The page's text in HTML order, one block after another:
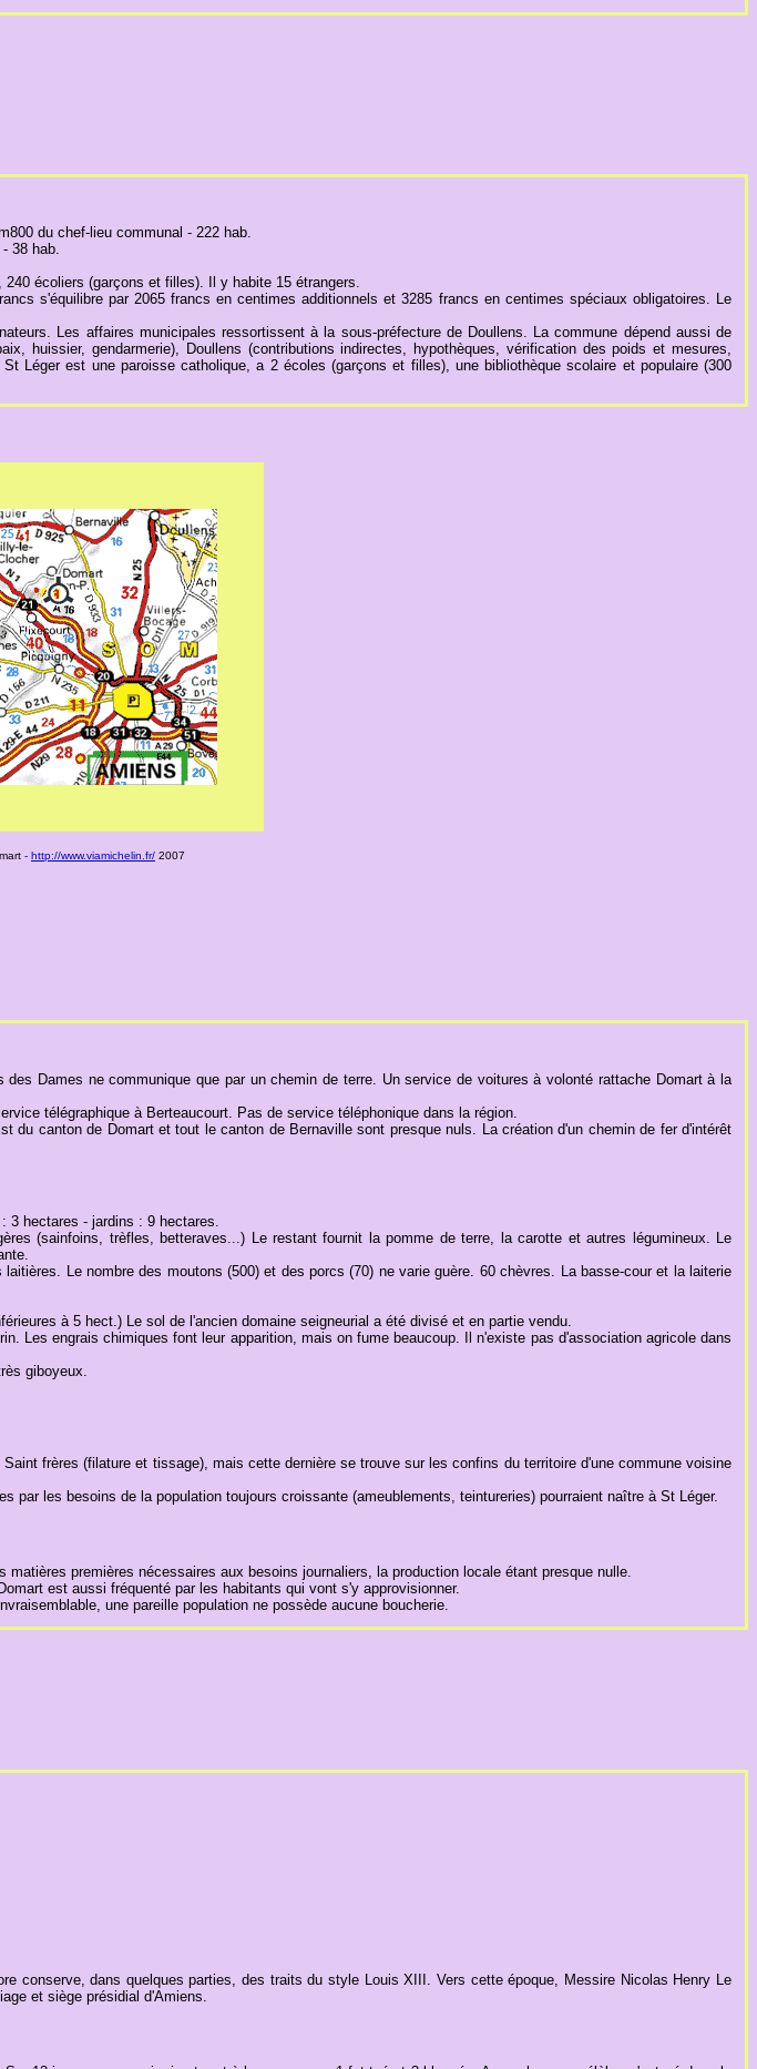
du chef-lieu communal - 222 hab.
38 hab.
écoliers (garçons et filles). Il y habite 15 étrangers.
s'équilibre par 2065 francs en centimes additionnels et 3285 francs en centimes spéciaux obligatoires. Le
Les affaires municipales ressortissent à la sous-préfecture de Doullens. La commune dépend aussi de
huissier, gendarmerie), Doullens (contributions indirectes, hypothèques, vérification des poids et mesures,
Léger est une paroisse catholique, a 2 écoles (garçons et filles), une bibliothèque scolaire et populaire (300
- http://www.viamichelin.fr/ 2007
Dames ne communique que par un chemin de terre. Un service de voitures à volonté rattache Domart à la
télégraphique à Berteaucourt. Pas de service téléphonique dans la région.
canton de Domart et tout le canton de Bernaville sont presque nuls. La création d'un chemin de fer d'intérêt
3 hectares - jardins : 9 hectares.
(sainfoins, trèfles, betteraves...) Le restant fournit la pomme de terre, la carotte et autres légumineux. Le
Le nombre des moutons (500) et des porcs (70) ne varie guère. 60 chèvres. La basse-cour et la laiterie
à 5 hect.) Le sol de l'ancien domaine seigneurial a été divisé et en partie vendu.
Les engrais chimiques font leur apparition, mais on fume beaucoup. Il n'existe pas d'association agricole dans
giboyeux.
frères (filature et tissage), mais cette dernière se trouve sur les confins du territoire d'une commune voisine
les besoins de la population toujours croissante (ameublements, teintureries) pourraient naître à St Léger.
premières nécessaires aux besoins journaliers, la production locale étant presque nulle.
est aussi fréquenté par les habitants qui vont s'y approvisionner.
une pareille population ne possède aucune boucherie.
conserve, dans quelques parties, des traits du style Louis XIII. Vers cette époque, Messire Nicolas Henry Le
et siège présidial d'Amiens.